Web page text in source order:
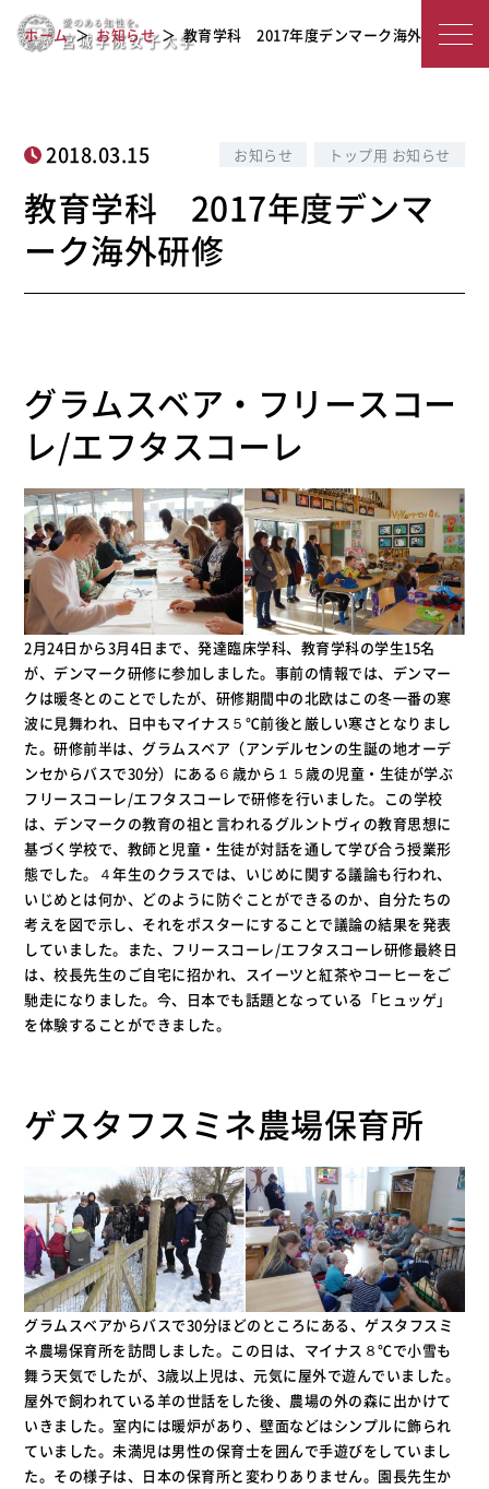
宮
女
子
大
教育学科 2017年度デンマーク海外研
修
ホーム お知らせ 教育学科 2017年度デンマーク海外研修
2018.03.15 お知らせ トップ用 お知らせ
教育学科 2017年度デンマ
ーク海外研修
グラムスベア・フリースコー
レ/エフタスコーレ
2月24日から3月4日まで、発達臨床学科、教育学科の学生15名
が、デンマーク研修に参加しました。事前の情報では、デンマー
クは暖冬とのことでしたが、研修期間中の北欧はこの冬一番の寒
波に見舞われ、日中もマイナス５℃前後と厳しい寒さとなりまし
た。研修前半は、グラムスベア（アンデルセンの生誕の地オーデ
ンセからバスで30分）にある６歳から１５歳の児童・生徒が学ぶ
フリースコーレ/エフタスコーレで研修を行いました。この学校
は、デンマークの教育の祖と言われるグルントヴィの教育思想に
基づく学校で、教師と児童・生徒が対話を通して学び合う授業形
態でした。４年生のクラスでは、いじめに関する議論も行われ、
いじめとは何か、どのように防ぐことができるのか、自分たちの
考えを図で示し、それをポスターにすることで議論の結果を発表
していました。また、フリースコーレ/エフタスコーレ研修最終日
は、校長先生のご自宅に招かれ、スイーツと紅茶やコーヒーをご
馳走になりました。今、日本でも話題となっている「ヒュッゲ」
を体験することができました。
ゲスタフスミネ農場保育所
グラムスベアからバスで30分ほどのところにある、ゲスタフスミ
ネ農場保育所を訪問しました。この日は、マイナス８℃で小雪も
舞う天気でしたが、3歳以上児は、元気に屋外で遊んでいました。
屋外で飼われている羊の世話をした後、農場の外の森に出かけて
いきました。室内には暖炉があり、壁面などはシンプルに飾られ
ていました。未満児は男性の保育士を囲んで手遊びをしていまし
た。その様子は、日本の保育所と変わりありません。園長先生か